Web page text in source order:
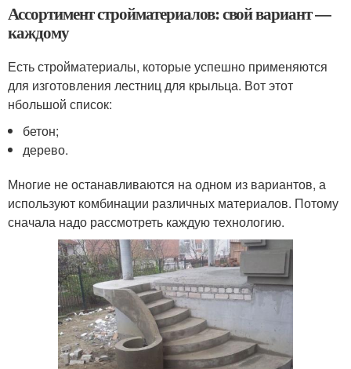
Ассортимент стройматериалов: свой вариант —
каждому
Есть стройматериалы, которые успешно применяются
для изготовления лестниц для крыльца. Вот этот
нбольшой список:
бетон;
дерево.
Многие не останавливаются на одном из вариантов, а
используют комбинации различных материалов. Потому
сначала надо рассмотреть каждую технологию.